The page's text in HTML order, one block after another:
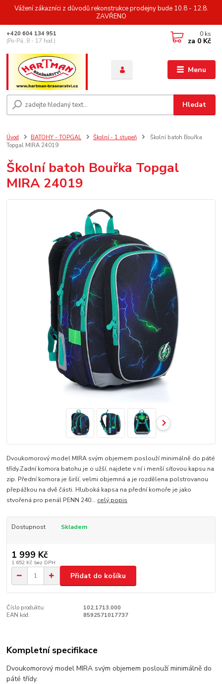
Vážení zákazníci z důvodů rekonstrukce prodejny bude 10.8 - 12.8.
ZAVŘENO
Menu
Hledat
+420 604 134 951
(Po-Pá, 8 - 17 hod.)
0 ks
za 0 Kč
Úvod BATOHY - TOPGAL Školní - 1.stupeň
Školní batoh Bouřka
Topgal MIRA 24019
Školní batoh Bouřka Topgal
MIRA 24019
Dvoukomorový model MIRA svým objemem poslouží minimálně do páté
třídy.Zadní komora batohu je o užší, najdete v ní i menší síťovou kapsu na
zip. Přední komora je širší, velmi objemná a je rozdělena polstrovanou
přepážkou na dvě části. Hluboká kapsa na přední komoře je jako
stvořená pro penál PENN 240... celý popis
Dostupnost Skladem
1 999 Kč
1 652 Kč bez DPH
Přidat do košíku
Číslo produktu:
102.1713.000
EAN kód:
8592571017737
Kompletní specifikace
Dvoukomorový model MIRA svým objemem poslouží minimálně do
páté třídy.